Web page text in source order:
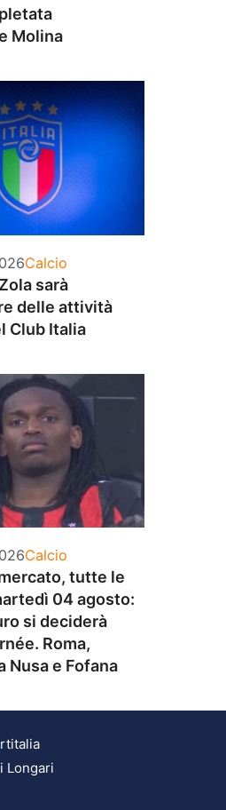
Molina
Categorie
Calcio
sarà
delle attività
Club Italia
Categorie
Calcio
tutte le
04 agosto:
si deciderà
Roma,
Nusa e Fofana
Longari